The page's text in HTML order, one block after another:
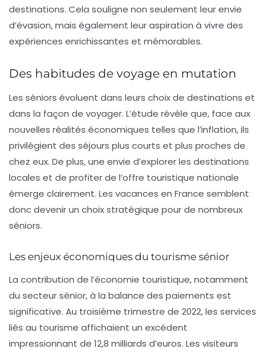
destinations. Cela souligne non seulement leur envie
d’évasion, mais également leur aspiration à vivre des
expériences enrichissantes et mémorables.
Des habitudes de voyage en mutation
Les séniors évoluent dans leurs choix de destinations et
dans la façon de voyager. L’étude révèle que, face aux
nouvelles réalités économiques telles que l’inflation, ils
privilégient des séjours plus courts et plus proches de
chez eux. De plus, une envie d’explorer les destinations
locales et de profiter de l’offre touristique nationale
émerge clairement. Les vacances en France semblent
donc devenir un choix stratégique pour de nombreux
séniors.
Les enjeux économiques du tourisme sénior
La contribution de l’économie touristique, notamment
du secteur sénior, à la balance des paiements est
significative. Au troisième trimestre de 2022, les services
liés au tourisme affichaient un excédent
impressionnant de 12,8 milliards d’euros. Les visiteurs